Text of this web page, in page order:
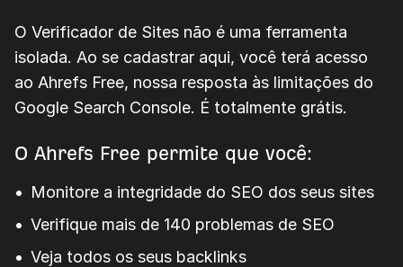
O Verificador de Sites não é uma ferramenta
isolada. Ao se cadastrar aqui, você terá acesso
ao Ahrefs Free, nossa resposta às limitações do
Google Search Console. É totalmente grátis.
O Ahrefs Free permite que você:
Monitore a integridade do SEO dos seus sites
Verifique mais de 140 problemas de SEO
Veja todos os seus backlinks